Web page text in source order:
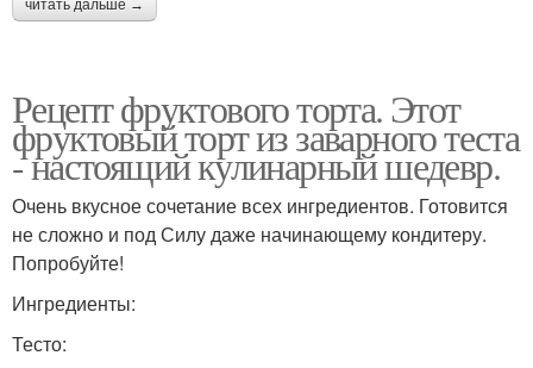
читать дальше →
Рецепт фруктового торта. Этот
фруктовый торт из заварного теста
- настоящий кулинарный шедевр.
Очень вкусное сочетание всех ингредиентов. Готовится
не сложно и под Силу даже начинающему кондитеру.
Попробуйте!
Ингредиенты:
Тесто: